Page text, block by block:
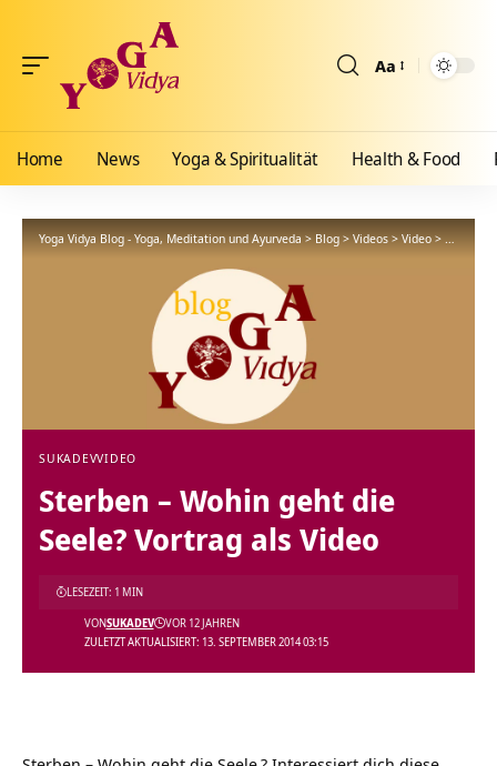
Aa
Home News Yoga & Spiritualität Health & Food
Yoga Vidya Blog - Yoga, Meditation und Ayurveda>Blog>Videos>Video>Sterben
SUKADEVVIDEO
Sterben – Wohin geht die
Seele? Vortrag als Video
ZULETZT AKTUALISIERT: 13. SEPTEMBER 2014 03:15
VONSUKADEV VOR 12 JAHREN
LESEZEIT: 1 MIN